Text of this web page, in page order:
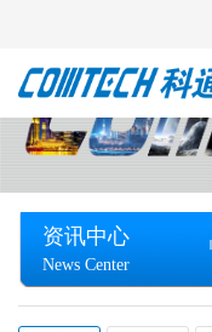
资讯中心
News Center